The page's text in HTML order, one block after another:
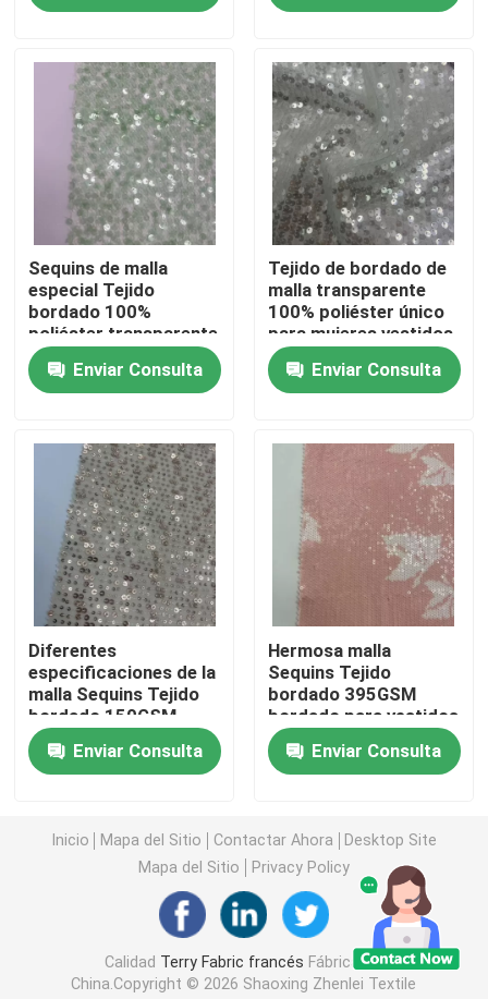
Los vídeos
Sobre nosotros
Recorrido por la fábrica
Control de calidad
Contacta con nosotros
Solicitar una cita
Tela viscosa de lino
Tela polar del paño grueso y suave
Tejido de bordado de algodón
Tela del bordado de las lentejuelas
Tejidos de tejido de jacquard
Fabricación de tejidos de jacquard
Tejido de jersey deportivo
Sequins de malla
especial Tejido
bordado 100%
poliéster transparente
verde único para
mujeres vestidos de
fiesta
Enviar Consulta
Tejido de bordado de
malla transparente
100% poliéster único
para mujeres vestidos
de fiesta
Enviar Consulta
Diferentes
especificaciones de la
malla Sequins Tejido
bordado 150GSM
bordado para mujeres
vestidosEnviar Consulta
Hermosa malla
Sequins Tejido
bordado 395GSM
bordado para vestidos
de fiesta
Enviar Consulta
Inicio Mapa del Sitio Contactar Ahora
Desktop Site
Mapa del Sitio
Privacy Policy
Calidad Terry Fabric francés Fábrica De
China.Copyright © 2026 Shaoxing Zhenlei Textile